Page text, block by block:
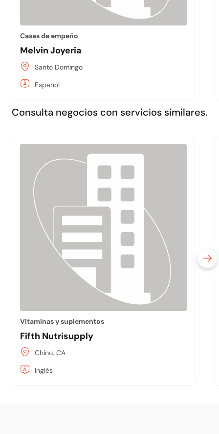
Casas de empeño
Melvin Joyeria
Santo Domingo
Español
Consulta negocios con servicios similares.
Vitaminas y suplementos
Fifth Nutrisupply
Chino, CA
Inglés